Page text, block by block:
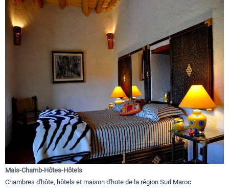
Mais-Chamb-Hôtes-Hôtels
Chambres d'hôte, hôtels et maison d'hote de la région Sud Maroc